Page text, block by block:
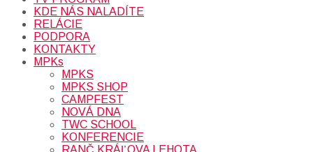
KDE NÁS NALADÍTE
RELÁCIE
PODPORA
KONTAKTY
MPKs
MPKS
MPKS SHOP
CAMPFEST
NOVÁ DNA
TWC SCHOOL
KONFERENCIE
RANČ KRÁĽOVA LEHOTA